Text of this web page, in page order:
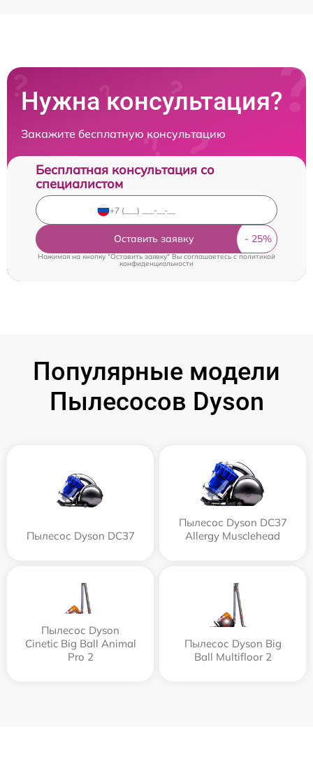
Нужна консультация?
Закажите бесплатную консультацию
Бесплатная консультация со
специалистом
Оставить заявку
Нажимая на кнопку "Оставить заявку" Вы соглашаетесь cполитикой
конфиденциальности
Популярные модели
Пылесосов Dyson
Пылесос Dyson DC37
Пылесос Dyson DC37
Allergy Musclehead
Пылесос Dyson
Cinetic Big Ball Animal
Pro 2
Пылесос Dyson Big
Ball Multifloor 2